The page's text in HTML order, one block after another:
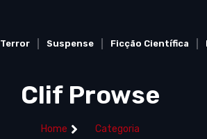
Terror Suspense Ficção Científica
Clif Prowse
Home Categoria